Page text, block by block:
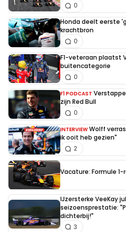
0
Honda deelt eerste
krachtbron
0
F1-veteraan plaatst
buitencategorie
0
F1 PODCAST
zijn Red Bull
0
INTERVIEW Wolff
ik ooit heb gezien"
2
Vacature: Formule
IJzersterke VeeKay
seizoensprestatie:
dichterbij!"
3